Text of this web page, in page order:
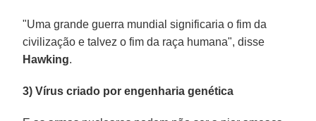
"Uma grande guerra mundial significaria o fim da
civilização e talvez o fim da raça humana", disse
Hawking.
3) Vírus criado por engenharia genética